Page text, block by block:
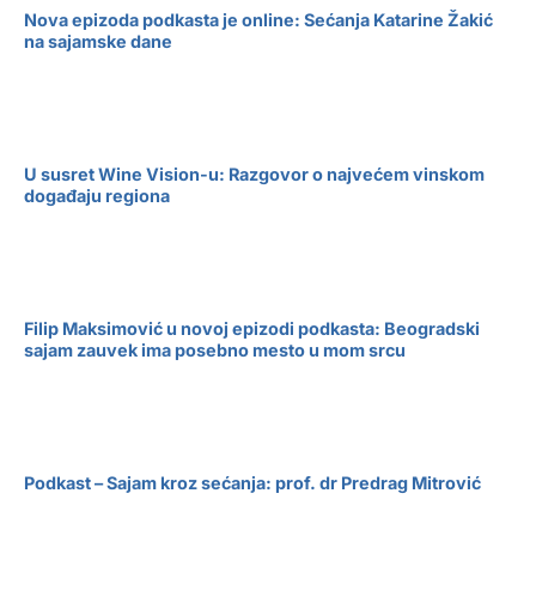
Nova epizoda podkasta je online: Sećanja Katarine Žakić
na sajamske dane
U susret Wine Vision-u: Razgovor o najvećem vinskom
događaju regiona
Filip Maksimović u novoj epizodi podkasta: Beogradski
sajam zauvek ima posebno mesto u mom srcu
Podkast – Sajam kroz sećanja: prof. dr Predrag Mitrović